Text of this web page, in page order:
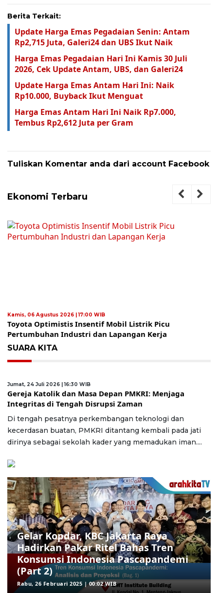
Berita Terkait:
Update Harga Emas Pegadaian Senin: Antam
Rp2,715 Juta, Galeri24 dan UBS Ikut Naik
Harga Emas Pegadaian Hari Ini Kamis 30 Juli
2026, Cek Update Antam, UBS, dan Galeri24
Update Harga Emas Antam Hari Ini: Naik
Rp10.000, Buyback Ikut Menguat
Harga Emas Antam Hari Ini Naik Rp7.000,
Tembus Rp2,612 Juta per Gram
Tuliskan Komentar anda dari account Facebook
Ekonomi Terbaru
Kamis, 06 Agustus 2026 | 17:00 WIB
Toyota Optimistis Insentif Mobil Listrik Picu
Pertumbuhan Industri dan Lapangan Kerja
SUARA KITA
Jumat, 24 Juli 2026 | 16:30 WIB
Gereja Katolik dan Masa Depan PMKRI: Menjaga
Integritas di Tengah Disrupsi Zaman
Di tengah pesatnya perkembangan teknologi dan
kecerdasan buatan, PMKRI ditantang kembali pada jati
dirinya sebagai sekolah kader yang memadukan iman....
Gelar Kopdar, KBC Jakarta Raya
Hadirkan Pakar Ritel Bahas Tren
Konsumsi Indonesia Pascapandemi
(Part 2)
Rabu, 26 Februari 2025 | 00:02 WIB